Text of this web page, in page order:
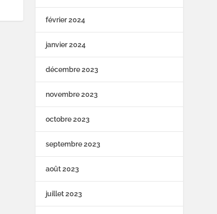
février 2024
janvier 2024
décembre 2023
novembre 2023
octobre 2023
septembre 2023
août 2023
juillet 2023